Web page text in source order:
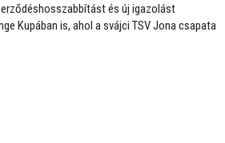
és új igazolást
Kupában is, ahol a svájci TSV Jona csapata